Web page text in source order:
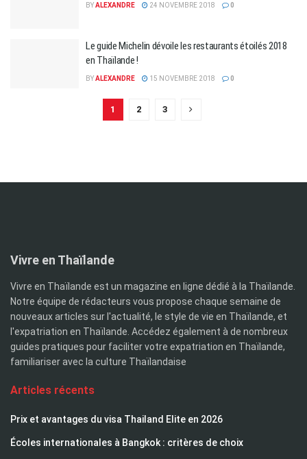
BYALEXANDRE 24 NOVEMBRE 2018 0
Le guide Michelin dévoile les restaurants étoilés 2018
en Thaïlande !
BYALEXANDRE 15 NOVEMBRE 2018 0
1 2 3
Vivre en Thaïlande
Vivre en Thaïlande est un magazine en ligne dédié à la Thaïlande.
Notre équipe de rédacteurs vous propose chaque semaine de
nouveaux articles sur l'actualité, le style de vie en Thaïlande, et
l'expatriation en Thaïlande. Accédez également à de nombreux
guides pratiques pour faciliter votre expatriation en Thaïlande,
familiariser avec la culture Thaïlandaise
Articles récents
Prix et avantages du visa Thailand Elite en 2026
Écoles internationales à Bangkok : critères de choix